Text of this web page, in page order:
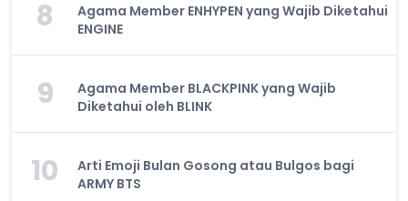
8
Agama Member ENHYPEN yang Wajib Diketahui
ENGINE
9
Agama Member BLACKPINK yang Wajib
Diketahui oleh BLINK
10
Arti Emoji Bulan Gosong atau Bulgos bagi
ARMY BTS